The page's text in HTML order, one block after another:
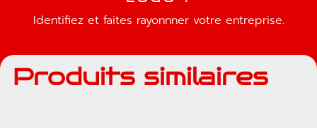
Identifiez et faites rayonnner votre entreprise.
Produits similaires